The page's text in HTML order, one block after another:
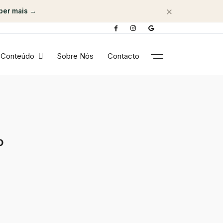
mais → ×
Conteúdo Sobre Nós Contacto